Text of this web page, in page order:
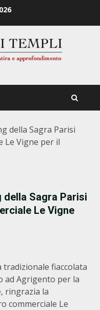
della Sagra Parisi
Le Vigne per il
Sagra Parisi
Le Vigne
tradizionale fiaccolata
ad Agrigento per la
ringrazia la
commerciale Le